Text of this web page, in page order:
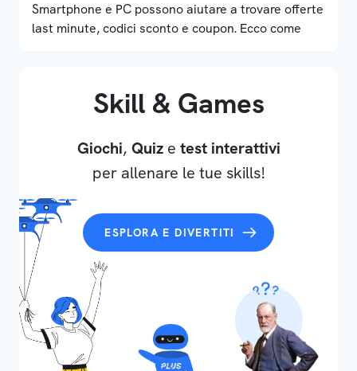
Smartphone e PC possono aiutare a trovare offerte
last minute, codici sconto e coupon. Ecco come
Skill & Games
Giochi, Quize test interattivi
per allenare le tue skills!
ESPLORA E DIVERTITI